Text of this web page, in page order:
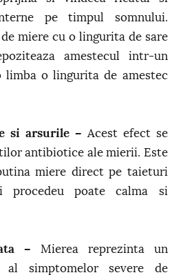
pe timpul somnului.
miere cu o lingurita de sare
amestecul intr-un
limba o lingurita de amestec
si arsurile – Acest efect se
antibiotice ale mierii. Este
miere direct pe taieturi
procedeu poate calma si
– Mierea reprezinta un
al simptomelor severe de